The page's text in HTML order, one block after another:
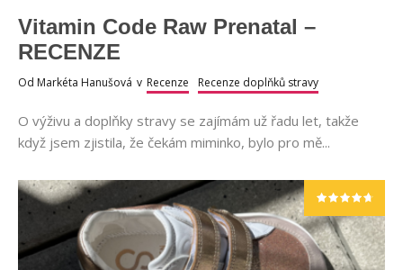
Vitamin Code Raw Prenatal –
RECENZE
Od Markéta Hanušová v Recenze Recenze doplňků stravy
O výživu a doplňky stravy se zajímám už řadu let, takže
když jsem zjistila, že čekám miminko, bylo pro mě...